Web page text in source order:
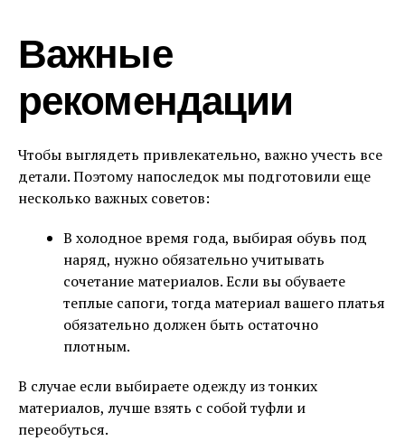
Важные
рекомендации
Чтобы выглядеть привлекательно, важно учесть все
детали. Поэтому напоследок мы подготовили еще
несколько важных советов:
В холодное время года, выбирая обувь под
наряд, нужно обязательно учитывать
сочетание материалов. Если вы обуваете
теплые сапоги, тогда материал вашего платья
обязательно должен быть остаточно
плотным.
В случае если выбираете одежду из тонких
материалов, лучше взять с собой туфли и
переобуться.